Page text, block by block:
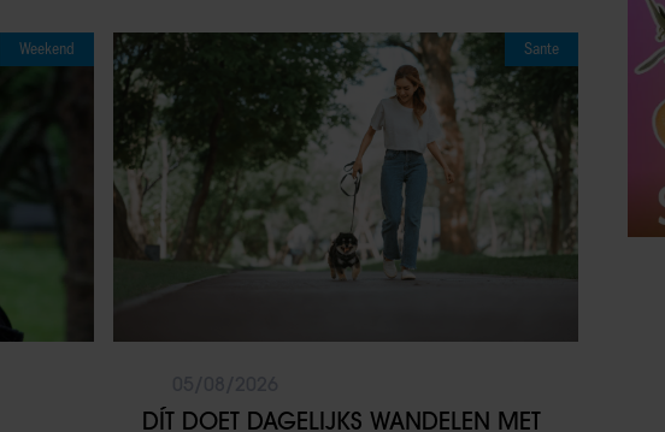
Weekend Sante
DÍT DOET DAGELIJKS WANDELEN MET